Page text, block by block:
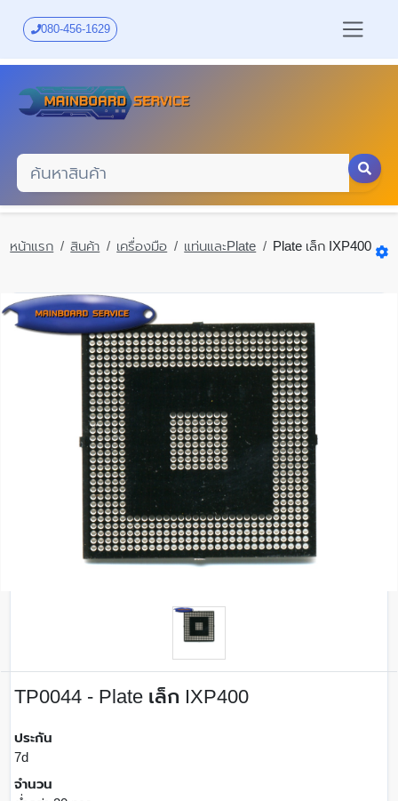
content
080-456-1629
หน้าแรก สินค้า เครื่องมือ แท่นและPlate Plate เล็ก IXP400
TP0044 - Plate เล็ก IXP400
ประกัน
7d
จำนวน